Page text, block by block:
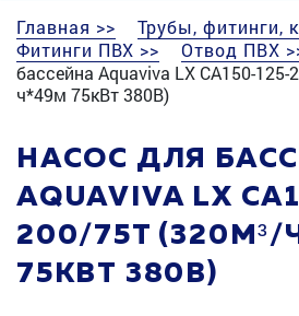
Главная >>
Трубы, фитинги,
Фитинги ПВХ >>
Отвод ПВХ
бассейна Aquaviva LX CA150-
ч*49м 75кВт 380В)
НАСОС ДЛЯ
AQUAVIVA LX
200/75T (320М³/
75КВТ 380В)